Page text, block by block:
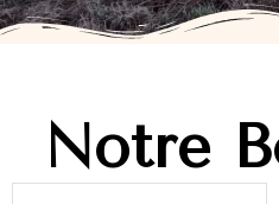
Notre